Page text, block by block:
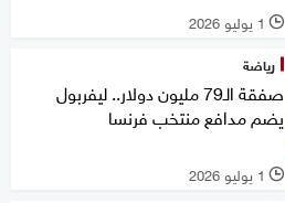
l 1 يوليو 2026
رياضة
صفقة الـ79 مليون دولار.. ليفربول
يضم مدافع منتخب فرنسا
l 1 يوليو 2026